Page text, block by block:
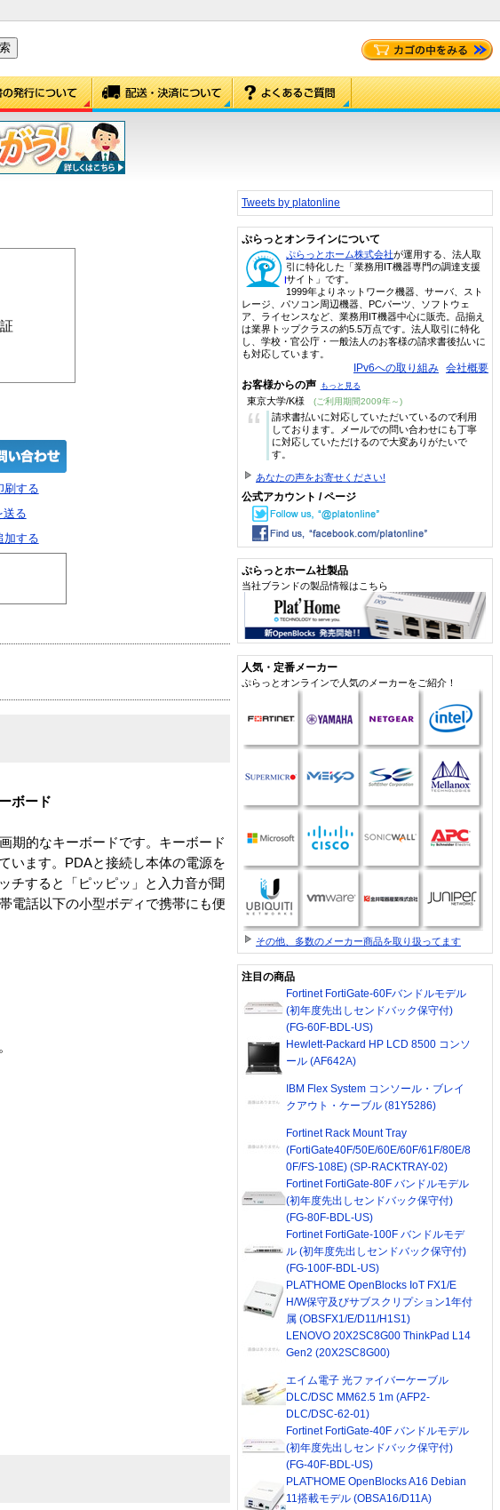
刷する
る
加する
ボード
期的なキーボードです。キーボード
います。PDAと接続し本体の電源を
チすると「ピッピッ」と入力音が聞
電話以下の小型ボディで携帯にも便
Tweets by platonline
ぷらっとオンラインについて
ぷらっとホーム株式会社が運用する、法人取
引に特化した「業務用IT機器専門の調達支援
サイト」です。
1999年よりネットワーク機器、サーバ、スト
レージ、パソコン周辺機器、PCパーツ、ソフトウェ
ア、ライセンスなど、業務用IT機器中心に販売。品揃え
は業界トップクラスの約5.5万点です。法人取引に特化
し、学校・官公庁・一般法人のお客様の請求書後払いに
も対応しています。
IPv6への取り組み 会社概要
お客様からの声 もっと見る
東京大学/K様 (ご利用期間2009年～)
“
請求書払いに対応していただいているので利用
しております。メールでの問い合わせにも丁寧
に対応していただけるので大変ありがたいで
す。
あなたの声をお寄せください!
公式アカウント / ページ
ぷらっとホーム社製品
当社ブランドの製品情報はこちら
人気・定番メーカー
ぷらっとオンラインで人気のメーカーをご紹介！
その他、多数のメーカー商品を取り扱ってます
注目の商品
Fortinet FortiGate-60Fバンドルモデル
(初年度先出しセンドバック保守付)
(FG-60F-BDL-US)
Hewlett-Packard HP LCD 8500 コンソ
ール (AF642A)
IBM Flex System コンソール・ブレイ
クアウト・ケーブル (81Y5286)
Fortinet Rack Mount Tray
(FortiGate40F/50E/60E/60F/61F/80E/8
0F/FS-108E) (SP-RACKTRAY-02)
Fortinet FortiGate-80F バンドルモデル
(初年度先出しセンドバック保守付)
(FG-80F-BDL-US)
Fortinet FortiGate-100F バンドルモデ
ル (初年度先出しセンドバック保守付)
(FG-100F-BDL-US)
PLAT'HOME OpenBlocks IoT FX1/E
H/W保守及びサブスクリプション1年付
属 (OBSFX1/E/D11/H1S1)
LENOVO 20X2SC8G00 ThinkPad L14
Gen2 (20X2SC8G00)
エイム電子 光ファイバーケーブル
DLC/DSC MM62.5 1m (AFP2-
DLC/DSC-62-01)
Fortinet FortiGate-40F バンドルモデル
(初年度先出しセンドバック保守付)
(FG-40F-BDL-US)
PLAT'HOME OpenBlocks A16 Debian
11搭載モデル (OBSA16/D11A)